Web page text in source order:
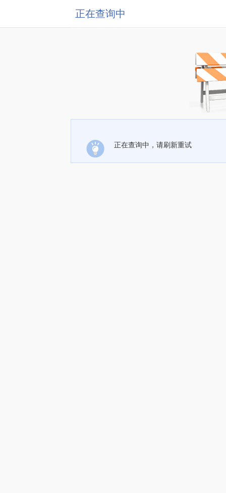
正在查询中
正在查询中，请刷新重试